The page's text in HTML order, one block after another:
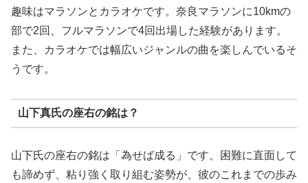
趣味はマラソンとカラオケです。奈良マラソンに10kmの
部で2回、フルマラソンで4回出場した経験があります。
また、カラオケでは幅広いジャンルの曲を楽しんでいるそ
うです。
山下真氏の座右の銘は？
山下氏の座右の銘は「為せば成る」です。困難に直面して
も諦めず、粘り強く取り組む姿勢が、彼のこれまでの歩み